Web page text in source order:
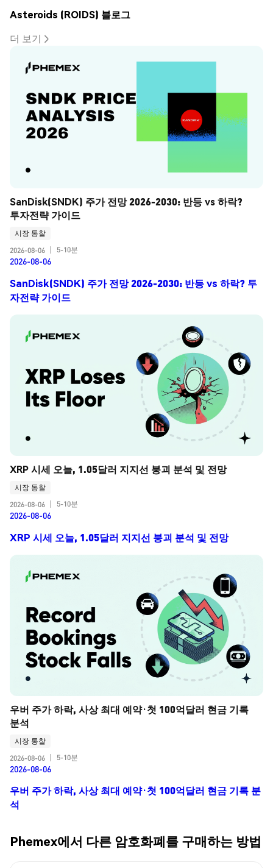
Asteroids (ROIDS) 블로그
더 보기
SanDisk(SNDK) 주가 전망 2026-2030: 반등 vs 하락?
투자전략 가이드
시장 통찰
2026-08-06
5-10분
2026-08-06
SanDisk(SNDK) 주가 전망 2026-2030: 반등 vs 하락? 투
자전략 가이드
XRP 시세 오늘, 1.05달러 지지선 붕괴 분석 및 전망
시장 통찰
2026-08-06
5-10분
2026-08-06
XRP 시세 오늘, 1.05달러 지지선 붕괴 분석 및 전망
우버 주가 하락, 사상 최대 예약·첫 100억달러 현금 기록
분석
시장 통찰
2026-08-06
5-10분
2026-08-06
우버 주가 하락, 사상 최대 예약·첫 100억달러 현금 기록 분
석
Phemex에서 다른 암호화폐를 구매하는 방법